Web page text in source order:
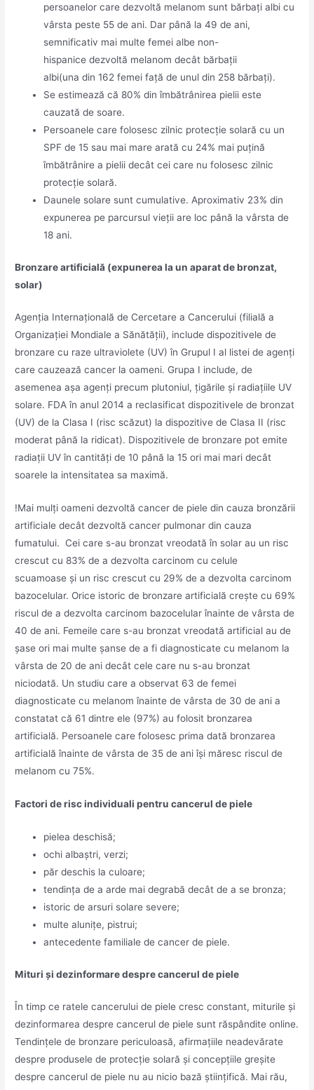
persoanelor care dezvoltă melanom sunt bărbați albi cu
vârsta peste 55 de ani. Dar până la 49 de ani,
semnificativ mai multe femei albe non-
hispanice dezvoltă melanom decât bărbații
albi(una din 162 femei față de unul din 258 bărbați).
Se estimează că 80% din îmbătrânirea pielii este
cauzată de soare.
Persoanele care folosesc zilnic protecție solară cu un
SPF de 15 sau mai mare arată cu 24% mai puțină
îmbătrânire a pielii decât cei care nu folosesc zilnic
protecție solară.
Daunele solare sunt cumulative. Aproximativ 23% din
expunerea pe parcursul vieții are loc până la vârsta de
18 ani.
Bronzare artificială (expunerea la un aparat de bronzat,
solar)
Agenția Internațională de Cercetare a Cancerului (filială a
Organizației Mondiale a Sănătății), include dispozitivele de
bronzare cu raze ultraviolete (UV) în Grupul I al listei de agenți
care cauzează cancer la oameni. Grupa I include, de
asemenea așa agenți precum plutoniul, țigările și radiațiile UV
solare. FDA în anul 2014 a reclasificat dispozitivele de bronzat
(UV) de la Clasa I (risc scăzut) la dispozitive de Clasa II (risc
moderat până la ridicat). Dispozitivele de bronzare pot emite
radiații UV în cantități de 10 până la 15 ori mai mari decât
soarele la intensitatea sa maximă.
!Mai mulți oameni dezvoltă cancer de piele din cauza bronzării
artificiale decât dezvoltă cancer pulmonar din cauza
fumatului. Cei care s-au bronzat vreodată în solar au un risc
crescut cu 83% de a dezvolta carcinom cu celule
scuamoase și un risc crescut cu 29% de a dezvolta carcinom
bazocelular. Orice istoric de bronzare artificială crește cu 69%
riscul de a dezvolta carcinom bazocelular înainte de vârsta de
40 de ani. Femeile care s-au bronzat vreodată artificial au de
șase ori mai multe șanse de a fi diagnosticate cu melanom la
vârsta de 20 de ani decât cele care nu s-au bronzat
niciodată. Un studiu care a observat 63 de femei
diagnosticate cu melanom înainte de vârsta de 30 de ani a
constatat că 61 dintre ele (97%) au folosit bronzarea
artificială. Persoanele care folosesc prima dată bronzarea
artificială înainte de vârsta de 35 de ani își măresc riscul de
melanom cu 75%.
Factori de risc individuali pentru cancerul de piele
pielea deschisă;
ochi albaștri, verzi;
păr deschis la culoare;
tendința de a arde mai degrabă decât de a se bronza;
istoric de arsuri solare severe;
multe alunițe, pistrui;
antecedente familiale de cancer de piele.
Mituri și dezinformare despre cancerul de piele
În timp ce ratele cancerului de piele cresc constant, miturile și
dezinformarea despre cancerul de piele sunt răspândite online.
Tendințele de bronzare periculoasă, afirmațiile neadevărate
despre produsele de protecție solară și concepțiile greșite
despre cancerul de piele nu au nicio bază științifică. Mai rău,